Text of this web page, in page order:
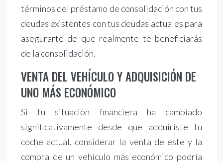
términos del préstamo de consolidación con tus
deudas existentes con tus deudas actuales para
asegurarte de que realmente te beneficiarás
de la consolidación.
VENTA DEL VEHÍCULO Y ADQUISICIÓN DE
UNO MÁS ECONÓMICO
Si tu situación financiera ha cambiado
significativamente desde que adquiriste tu
coche actual, considerar la venta de este y la
compra de un vehículo más económico podría